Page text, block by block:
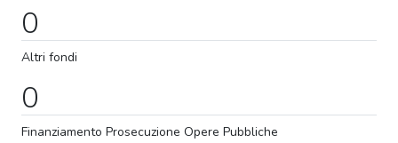
0
Altri fondi
0
Finanziamento Prosecuzione Opere Pubbliche